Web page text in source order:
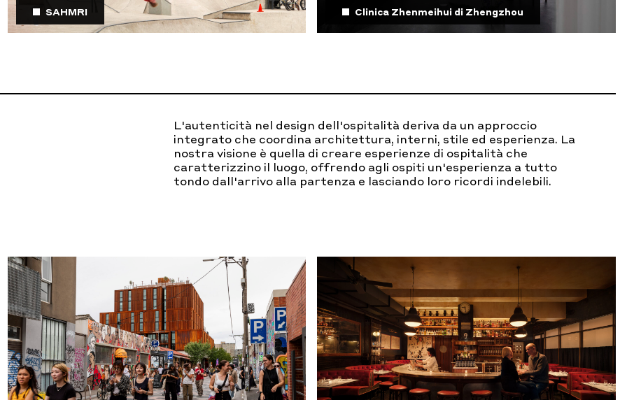
SAHMRI Clinica Zhenmeihui di Zhengzhou
L'autenticità nel design dell'ospitalità deriva da un approccio
integrato che coordina architettura, interni, stile ed esperienza. La
nostra visione è quella di creare esperienze di ospitalità che
caratterizzino il luogo, offrendo agli ospiti un'esperienza a tutto
tondo dall'arrivo alla partenza e lasciando loro ricordi indelebili.